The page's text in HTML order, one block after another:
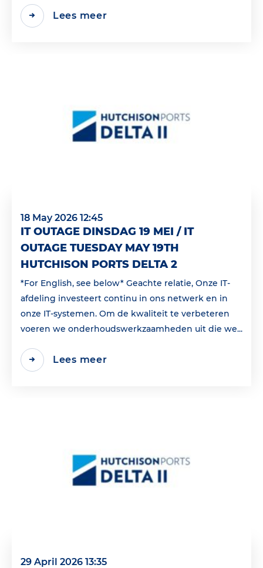
Lees meer
18 May 2026 12:45
IT OUTAGE DINSDAG 19 MEI / IT
OUTAGE TUESDAY MAY 19TH
HUTCHISON PORTS DELTA 2
*For English, see below* Geachte relatie, Onze IT-
afdeling investeert continu in ons netwerk en in
onze IT-systemen. Om de kwaliteit te verbeteren
voeren we onderhoudswerkzaamheden uit die we...
Lees meer
29 April 2026 13:35